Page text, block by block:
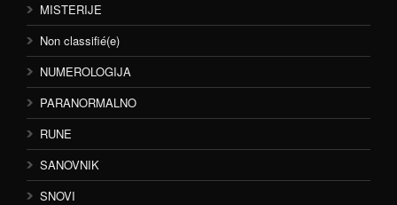
MISTERIJE
Non classifié(e)
NUMEROLOGIJA
PARANORMALNO
RUNE
SANOVNIK
SNOVI